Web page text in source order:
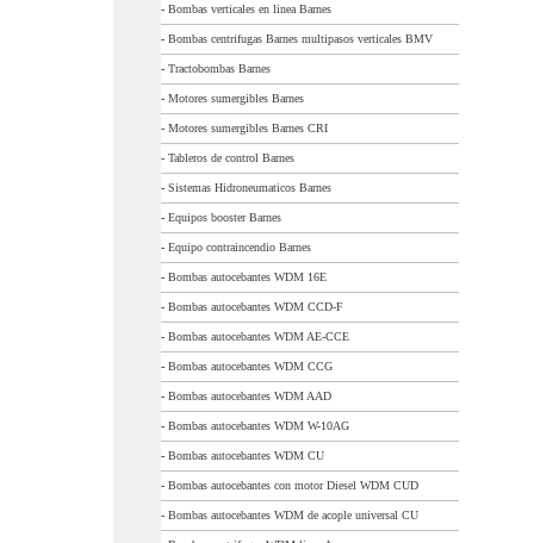
- Bombas verticales en linea Barnes
- Bombas centrifugas Barnes multipasos verticales BMV
- Tractobombas Barnes
- Motores sumergibles Barnes
- Motores sumergibles Barnes CRI
- Tableros de control Barnes
- Sistemas Hidroneumaticos Barnes
- Equipos booster Barnes
- Equipo contraincendio Barnes
- Bombas autocebantes WDM 16E
- Bombas autocebantes WDM CCD-F
- Bombas autocebantes WDM AE-CCE
- Bombas autocebantes WDM CCG
- Bombas autocebantes WDM AAD
- Bombas autocebantes WDM W-10AG
- Bombas autocebantes WDM CU
- Bombas autocebantes con motor Diesel WDM CUD
- Bombas autocebantes WDM de acople universal CU